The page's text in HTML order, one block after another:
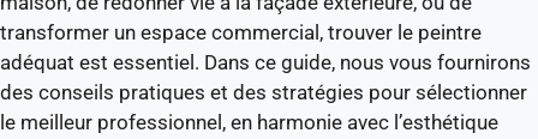
transformer un espace commercial, trouver le peintre
adéquat est essentiel. Dans ce guide, nous vous fournirons
des conseils pratiques et des stratégies pour sélectionner
le meilleur professionnel, en harmonie avec l’esthétique